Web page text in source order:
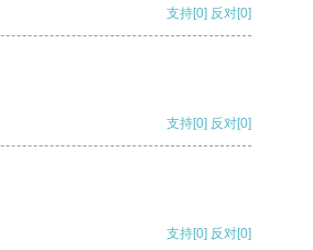
支持[0] 反对[0]
支持[0] 反对[0]
支持[0] 反对[0]